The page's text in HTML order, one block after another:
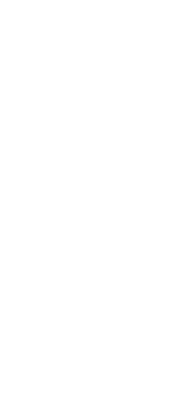
Ministarstva privrede